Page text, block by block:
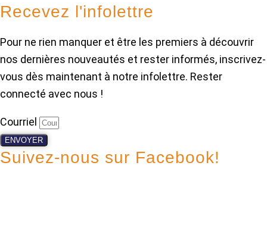
Recevez l'infolettre
Pour ne rien manquer et être les premiers à découvrir
nos dernières nouveautés et rester informés, inscrivez-
vous dès maintenant à notre infolettre. Rester
connecté avec nous !
Courriel
ENVOYER
Suivez-nous sur Facebook!